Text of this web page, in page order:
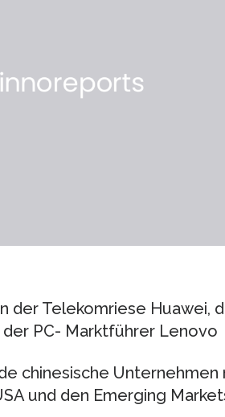
der Telekomriese Huawei,
PC- Marktführer Lenovo
chinesische Unternehmen
und den Emerging